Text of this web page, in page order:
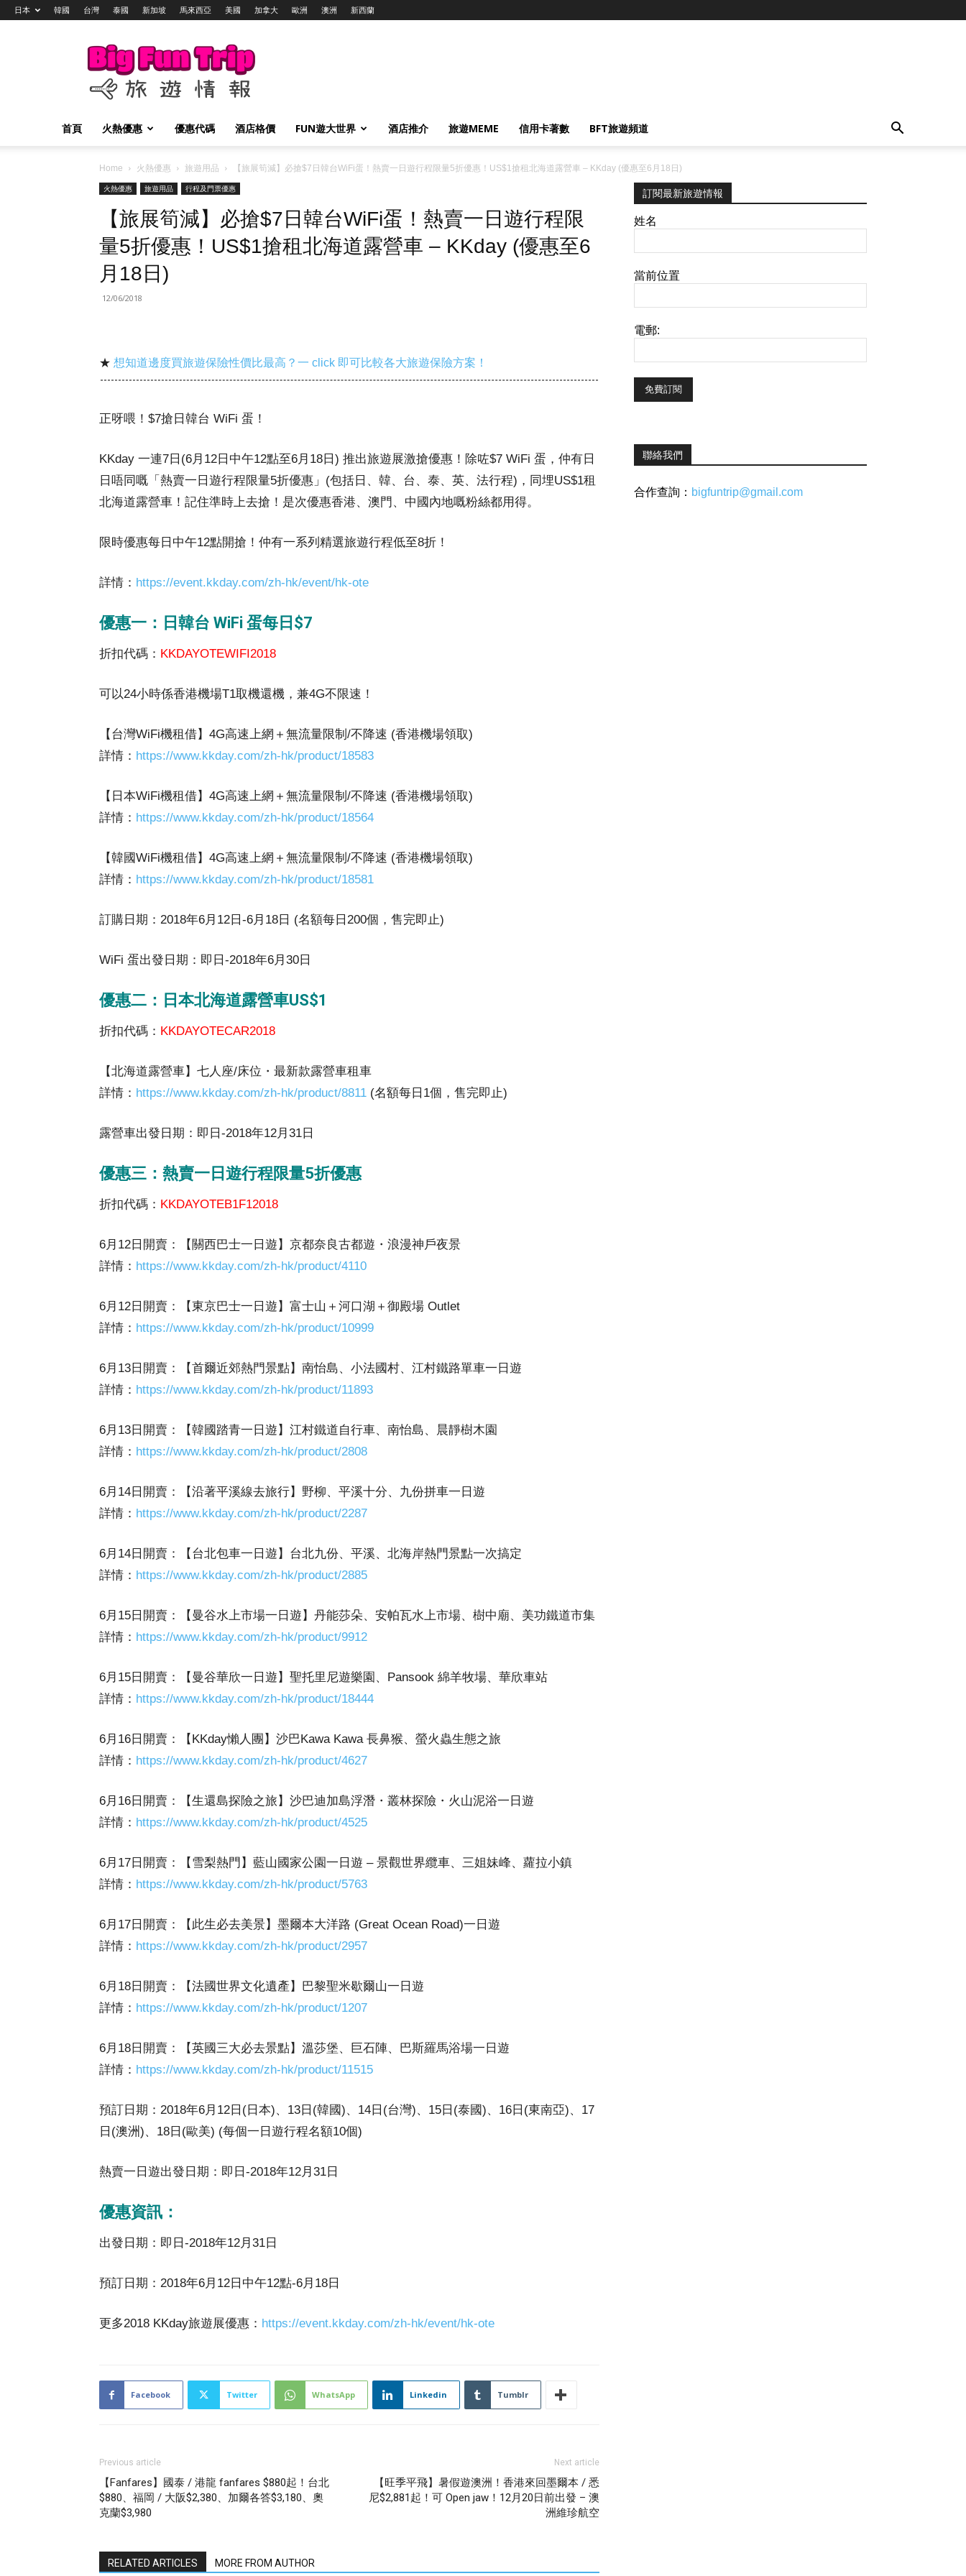
日本 韓國 台灣 泰國 新加坡 馬來西亞 美國 加拿大 歐洲 澳洲 新西蘭
Big
Trip
旅
情
報
首頁 火熱優惠 優惠代碼 酒店格價 FUN遊大世界 酒店推介 旅遊MEME 信用卡著數 BFT旅遊頻道
Home 火熱優惠 旅遊用品
【旅展筍減】必搶$7日韓台WiFi蛋！熱賣一日遊行程限量5折優惠！US$1搶租北海道露營車 – KKday (優惠至6月18日)
火熱優惠
旅遊用品 行程及門票優惠
【旅展筍減】必搶$7日韓台WiFi蛋！熱賣一日遊行程限
量5折優惠！US$1搶租北海道露營車 – KKday (優惠至6
月18日)
12/06/2018
★ 想知道邊度買旅遊保險性價比最高？一 click 即可比較各大旅遊保險方案！
正呀喂！$7搶日韓台 WiFi 蛋！
KKday 一連7日(6月12日中午12點至6月18日) 推出旅遊展激搶優惠！除咗$7 WiFi 蛋，仲有日
日唔同嘅「熱賣一日遊行程限量5折優惠」(包括日、韓、台、泰、英、法行程)，同埋US$1租
北海道露營車！記住準時上去搶！是次優惠香港、澳門、中國內地嘅粉絲都用得。
限時優惠每日中午12點開搶！仲有一系列精選旅遊行程低至8折！
詳情： https://event.kkday.com/zh-hk/event/hk-ote
優惠一：日韓台 WiFi 蛋每日$7
折扣代碼： KKDAYOTEWIFI2018
可以24小時係香港機場T1取機還機，兼4G不限速！
【台灣WiFi機租借】4G高速上網＋無流量限制/不降速 (香港機場領取)
詳情： https://www.kkday.com/zh-hk/product/18583
【日本WiFi機租借】4G高速上網＋無流量限制/不降速 (香港機場領取)
詳情： https://www.kkday.com/zh-hk/product/18564
【韓國WiFi機租借】4G高速上網＋無流量限制/不降速 (香港機場領取)
詳情： https://www.kkday.com/zh-hk/product/18581
訂購日期：2018年6月12日-6月18日 (名額每日200個，售完即止)
WiFi 蛋出發日期：即日-2018年6月30日
優惠二：日本北海道露營車US$1
折扣代碼： KKDAYOTECAR2018
【北海道露營車】七人座/床位・最新款露營車租車
詳情： https://www.kkday.com/zh-hk/product/8811 (名額每日1個，售完即止)
露營車出發日期：即日-2018年12月31日
優惠三：熱賣一日遊行程限量5折優惠
折扣代碼： KKDAYOTEB1F12018
6月12日開賣：【關西巴士一日遊】京都奈良古都遊・浪漫神戶夜景
詳情： https://www.kkday.com/zh-hk/product/4110
6月12日開賣：【東京巴士一日遊】富士山＋河口湖＋御殿場 Outlet
詳情： https://www.kkday.com/zh-hk/product/10999
6月13日開賣：【首爾近郊熱門景點】南怡島、小法國村、江村鐵路單車一日遊
詳情： https://www.kkday.com/zh-hk/product/11893
6月13日開賣：【韓國踏青一日遊】江村鐵道自行車、南怡島、晨靜樹木園
詳情： https://www.kkday.com/zh-hk/product/2808
6月14日開賣：【沿著平溪線去旅行】野柳、平溪十分、九份拼車一日遊
詳情： https://www.kkday.com/zh-hk/product/2287
6月14日開賣：【台北包車一日遊】台北九份、平溪、北海岸熱門景點一次搞定
詳情： https://www.kkday.com/zh-hk/product/2885
6月15日開賣：【曼谷水上市場一日遊】丹能莎朵、安帕瓦水上市場、樹中廟、美功鐵道市集
詳情： https://www.kkday.com/zh-hk/product/9912
6月15日開賣：【曼谷華欣一日遊】聖托里尼遊樂園、Pansook 綿羊牧場、華欣車站
詳情： https://www.kkday.com/zh-hk/product/18444
6月16日開賣：【KKday懶人團】沙巴Kawa Kawa 長鼻猴、螢火蟲生態之旅
詳情： https://www.kkday.com/zh-hk/product/4627
6月16日開賣：【生還島探險之旅】沙巴迪加島浮潛・叢林探險・火山泥浴一日遊
詳情： https://www.kkday.com/zh-hk/product/4525
6月17日開賣：【雪梨熱門】藍山國家公園一日遊 – 景觀世界纜車、三姐妹峰、蘿拉小鎮
詳情： https://www.kkday.com/zh-hk/product/5763
6月17日開賣：【此生必去美景】墨爾本大洋路 (Great Ocean Road)一日遊
詳情： https://www.kkday.com/zh-hk/product/2957
6月18日開賣：【法國世界文化遺產】巴黎聖米歇爾山一日遊
詳情： https://www.kkday.com/zh-hk/product/1207
6月18日開賣：【英國三大必去景點】溫莎堡、巨石陣、巴斯羅馬浴場一日遊
詳情： https://www.kkday.com/zh-hk/product/11515
預訂日期：2018年6月12日(日本)、13日(韓國)、14日(台灣)、15日(泰國)、16日(東南亞)、17
日(澳洲)、18日(歐美) (每個一日遊行程名額10個)
熱賣一日遊出發日期：即日-2018年12月31日
優惠資訊：
出發日期：即日-2018年12月31日
預訂日期：2018年6月12日中午12點-6月18日
更多2018 KKday旅遊展優惠： https://event.kkday.com/zh-hk/event/hk-ote
Facebook Twitter WhatsApp Linkedin Tumblr
Previous article
【Fanfares】國泰 / 港龍 fanfares $880起！台北
$880、福岡 / 大阪$2,380、加爾各答$3,180、奧
克蘭$3,980
Next article
【旺季平飛】暑假遊澳洲！香港來回墨爾本 / 悉
尼$2,881起！可 Open jaw！12月20日前出發 – 澳
洲維珍航空
RELATED ARTICLES MORE FROM AUTHOR
訂閱最新旅遊情報
姓名
當前位置
電郵:
聯絡我們
合作查詢： bigfuntrip@gmail.com